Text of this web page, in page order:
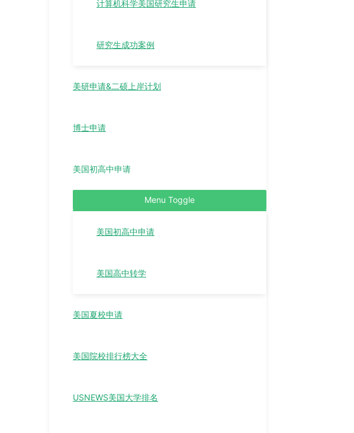
计算机科学美国研究生申请
研究生成功案例
美研申请&二硕上岸计划
博士申请
美国初高中申请
Menu Toggle
美国初高中申请
美国高中转学
美国夏校申请
美国院校排行榜大全
USNEWS美国大学排名